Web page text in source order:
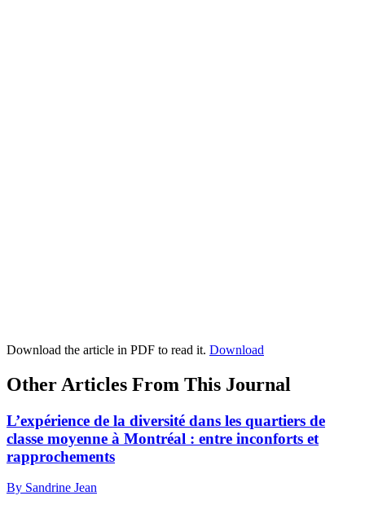
Download the article in PDF to read it. Download
Other Articles From This Journal
L’expérience de la diversité dans les quartiers de
classe moyenne à Montréal : entre inconforts et
rapprochements
By Sandrine Jean